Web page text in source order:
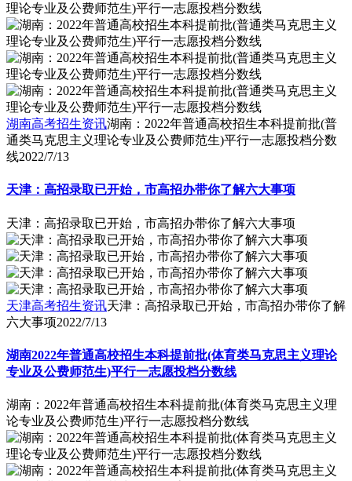
湖南高考招生资讯湖南：2022年普通高校招生本科提前批(普
通类马克思主义理论专业及公费师范生)平行一志愿投档分数
线2022/7/13
天津：高招录取已开始，市高招办带你了解六大事项
天津：高招录取已开始，市高招办带你了解六大事项
天津高考招生资讯天津：高招录取已开始，市高招办带你了解
六大事项2022/7/13
湖南2022年普通高校招生本科提前批(体育类马克思主义理论
专业及公费师范生)平行一志愿投档分数线
湖南：2022年普通高校招生本科提前批(体育类马克思主义理
论专业及公费师范生)平行一志愿投档分数线